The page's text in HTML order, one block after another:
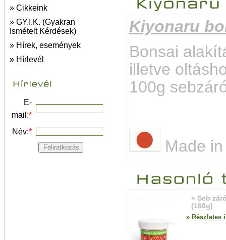
» Cikkeink
» GY.I.K. (Gyakran
Ismételt Kérdések)
» Hírek, események
» Hírlevél
E-
mail:*
Név:*
Kiyonaru
Bonsai
illetve
100g
Made
« Seb
(160g)
» Részletes